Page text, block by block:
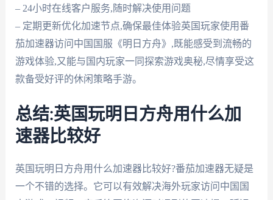
– 24小时在线客户服务,随时解决使用问题
– 定期更新优化加速节点,确保最佳体验英国玩家使用番
茄加速器访问中国国服《明日方舟》,既能感受到流畅的
游戏体验,又能与国内玩家一同探索游戏奥秘,尽情享受这
款备受好评的休闲策略手游。
总结:英国玩明日方舟用什么加
速器比较好
英国玩明日方舟用什么加速器比较好?番茄加速器无疑是
一个不错的选择。它可以有效解决海外玩家访问中国国